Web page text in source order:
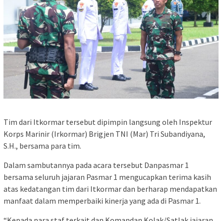
Tim dari Itkormar tersebut dipimpin langsung oleh Inspektur
Korps Marinir (Irkormar) Brigjen TNI (Mar) Tri Subandiyana,
S.H., bersama para tim.
Dalam sambutannya pada acara tersebut Danpasmar 1
bersama seluruh jajaran Pasmar 1 mengucapkan terima kasih
atas kedatangan tim dari Itkormar dan berharap mendapatkan
manfaat dalam memperbaiki kinerja yang ada di Pasmar 1.